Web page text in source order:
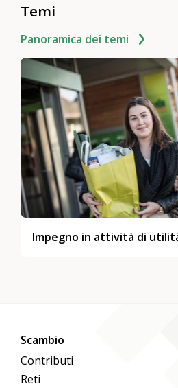
Temi
Panoramica dei temi
Impegno in attività di
Scambio
Contributi
Reti